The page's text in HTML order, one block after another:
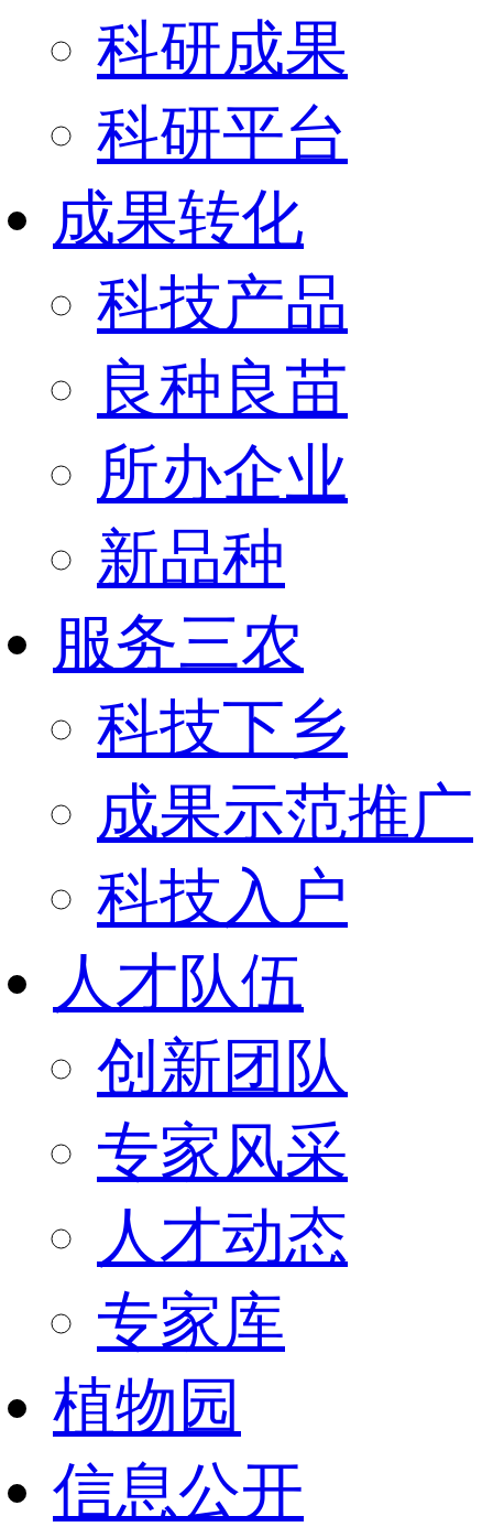
科研成果
科研平台
成果转化
科技产品
良种良苗
所办企业
新品种
服务三农
科技下乡
成果示范推广
科技入户
人才队伍
创新团队
专家风采
人才动态
专家库
植物园
信息公开